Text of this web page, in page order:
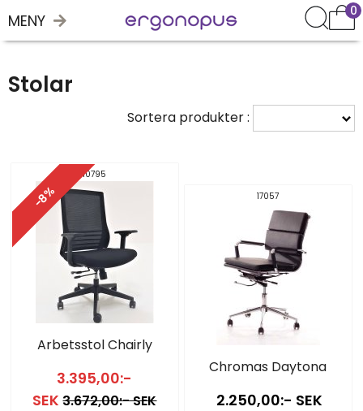
MENY 0
Stolar
Sortera produkter :
-8%
10795
Arbetsstol Chairly
3.395,00:-
SEK 3.672,00:- SEK
17057
Chromas Daytona
2.250,00:- SEK